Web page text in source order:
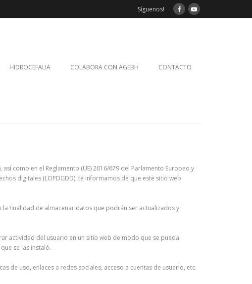
Síguenos!
HIDROCEFALIA COLABORA CON AGEBH CONTACTO
como en el Reglamento (UE) 2016/679 del Parlamento Europeo y
digitales (LOPDGDD), te informamos de que este sitio web
finalidad de almacenar datos que podrán ser actualizados y
actividad del usuario en un sitio web de modo que se pueda
se las instaló.
de uso, enlaces a redes sociales, acceso a cuentas de usuario, etc.